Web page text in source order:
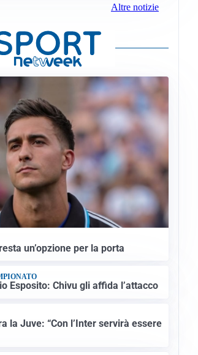
Altre notizie
un’opzione per la porta
Esposito: Chivu gli affida l’attacco
la Juve: “Con l’Inter servirà essere